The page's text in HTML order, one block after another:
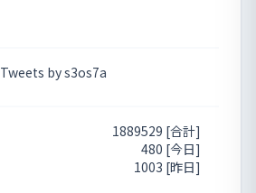
Tweets by s3os7a
1889529 [合計]
480 [今日]
1003 [昨日]